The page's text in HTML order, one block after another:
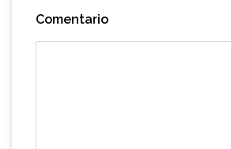
Comentario